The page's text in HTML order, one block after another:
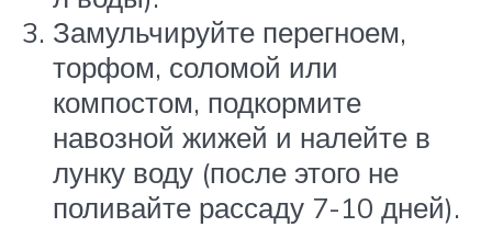
Замульчируйте перегноем,
торфом, соломой или
компостом, подкормите
навозной жижей и налейте в
лунку воду (после этого не
поливайте рассаду 7-10 дней).